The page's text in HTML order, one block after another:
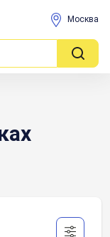
Москва